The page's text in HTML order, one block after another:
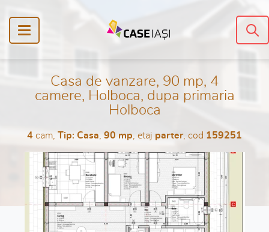
Casa de vanzare, 90 mp, 4
camere, Holboca, dupa primaria
Holboca
4 cam, Tip: Casa 90 mp , etaj parter, cod 159251